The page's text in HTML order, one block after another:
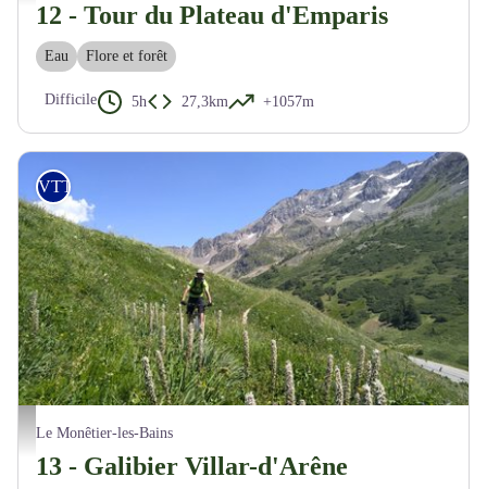
12 - Tour du Plateau d'Emparis
Eau Flore et forêt
Difficile 5h 27,3km +1057m
Descente du Col du Lautaret - M. Buffet
VTT
Le Monêtier-les-Bains
13 - Galibier Villar-d'Arêne